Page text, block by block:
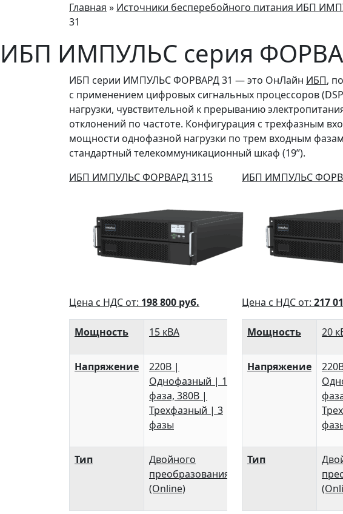
Главная » Источники бесперебойного питания ИБП
31
ИБП ИМПУЛЬС серия
ИБП серии ИМПУЛЬС ФОРВАРД 31 — это ОнЛайн ИБП,
с применением цифровых сигнальных процессоров
нагрузки, чувствительной к прерыванию
отклонений по частоте. Конфигурация с трехфазным
мощности однофазной нагрузки по трем входным
стандартный телекоммуникационный шкаф (19’’).
ИБП ИМПУЛЬС ФОРВАРД 3115
Цена с НДС от: 198 800 руб.
Мощность 15 кВА
Напряжение
220В |
Однофазный | 1
фаза, 380В |
Трехфазный | 3
фазы
Тип
Двойного
преобразования
(Online)
ИБП ИМПУЛЬС
Цена с НДС от: 217
Мощность 20
Напряжение
Тип